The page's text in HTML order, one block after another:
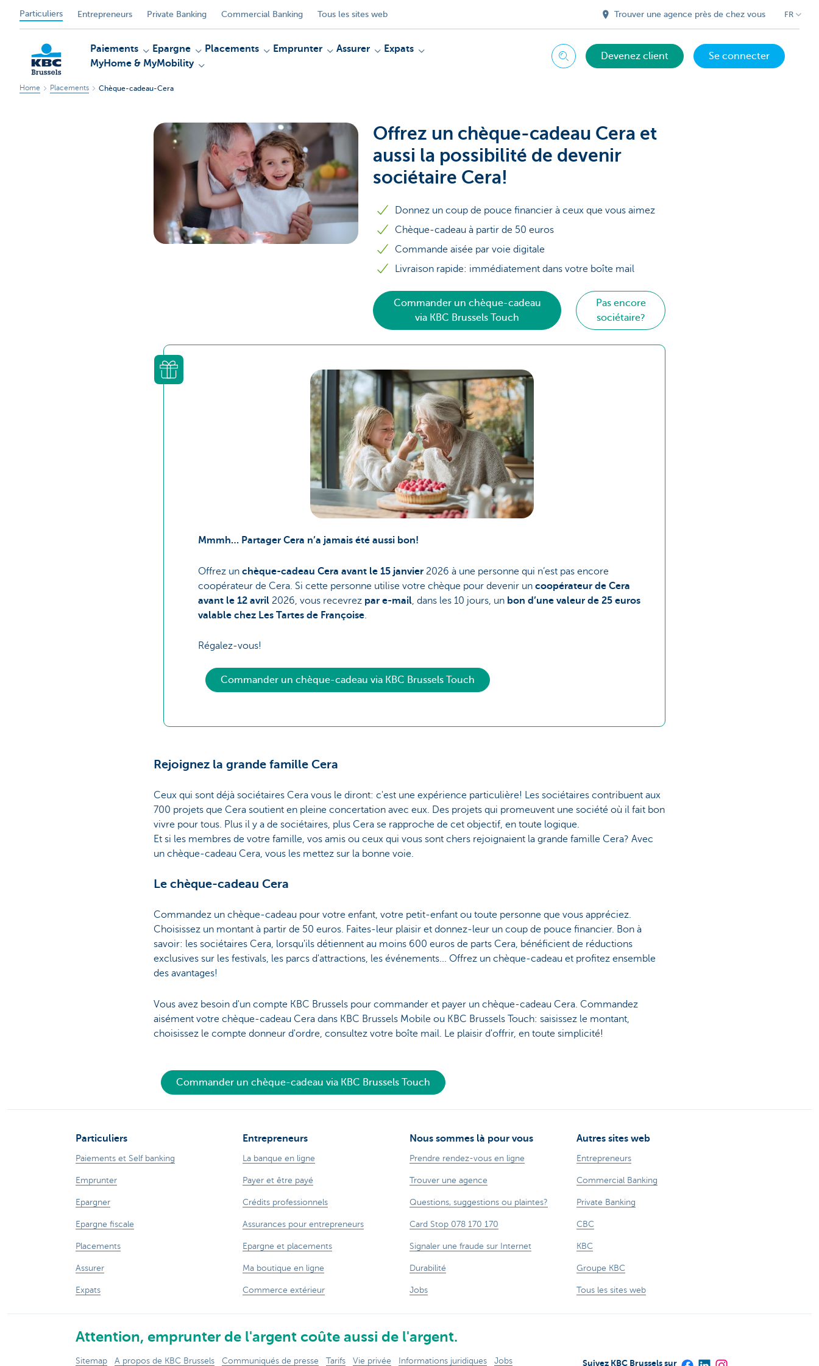
Particuliers Entrepreneurs Private Banking Commercial Banking Tous les sites web Trouver une agence près de chez vous FR
Paiements Epargne Placements Emprunter Assurer
Expats
MyHome & MyMobility
ChercherDevenez client Se connecter
Home Placements Chèque-cadeau-Cera
Offrez un chèque-cadeau Cera et
aussi la possibilité de devenir
sociétaire Cera!
Donnez un coup de pouce financier à ceux que vous aimez
Chèque-cadeau à partir de 50 euros
Commande aisée par voie digitale
Livraison rapide: immédiatement dans votre boîte mail
Commander un chèque-cadeau
via KBC Brussels Touch
Pas encore
sociétaire?
Mmmh… Partager Cera n’a jamais été aussi bon!
Offrez un chèque-cadeau Cera avant le 15 janvier 2026 à une personne qui n’est pas encore
coopérateur de Cera. Si cette personne utilise votre chèque pour devenir un coopérateur de Cera
avant le 12 avril 2026, vous recevrez par e-mail, dans les 10 jours, un bon d’une valeur de 25 euros
valable chez Les Tartes de Françoise.
Régalez-vous!
Commander un chèque-cadeau via KBC Brussels Touch
Rejoignez la grande famille Cera
Ceux qui sont déjà sociétaires Cera vous le diront: c'est une expérience particulière! Les sociétaires contribuent aux
700 projets que Cera soutient en pleine concertation avec eux. Des projets qui promeuvent une société où il fait bon
vivre pour tous. Plus il y a de sociétaires, plus Cera se rapproche de cet objectif, en toute logique.
Et si les membres de votre famille, vos amis ou ceux qui vous sont chers rejoignaient la grande famille Cera? Avec
un chèque-cadeau Cera, vous les mettez sur la bonne voie.
Le chèque-cadeau Cera
Commandez un chèque-cadeau pour votre enfant, votre petit-enfant ou toute personne que vous appréciez.
Choisissez un montant à partir de 50 euros. Faites-leur plaisir et donnez-leur un coup de pouce financier. Bon à
savoir: les sociétaires Cera, lorsqu'ils détiennent au moins 600 euros de parts Cera, bénéficient de réductions
exclusives sur les festivals, les parcs d'attractions, les événements... Offrez un chèque-cadeau et profitez ensemble
des avantages!
Vous avez besoin d'un compte KBC Brussels pour commander et payer un chèque-cadeau Cera. Commandez
aisément votre chèque-cadeau Cera dans KBC Brussels Mobile ou KBC Brussels Touch: saisissez le montant,
choisissez le compte donneur d'ordre, consultez votre boîte mail. Le plaisir d'offrir, en toute simplicité!
Commander un chèque-cadeau via KBC Brussels Touch
Particuliers
Paiements et Self banking
Emprunter
Epargner
Epargne fiscale
Placements
Assurer
Expats
Entrepreneurs
La banque en ligne
Payer et être payé
Crédits professionnels
Assurances pour entrepreneurs
Epargne et placements
Ma boutique en ligne
Commerce extérieur
Nous sommes là pour vous
Prendre rendez-vous en ligne
Trouver une agence
Questions, suggestions ou plaintes?
Card Stop 078 170 170
Signaler une fraude sur Internet
Durabilité
Jobs
Autres sites web
Entrepreneurs
Commercial Banking
Private Banking
CBC
KBC
Groupe KBC
Tous les sites web
Attention, emprunter de l'argent coûte aussi de l'argent.
Sitemap A propos de KBC Brussels Communiqués de presse Tarifs Vie privée Informations juridiques Jobs Suivez KBC Brussels sur